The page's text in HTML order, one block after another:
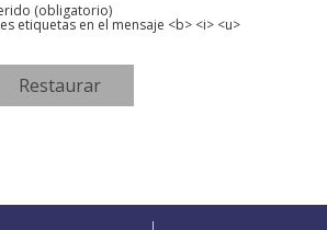
(obligatorio)
etiquetas en el mensaje <b> <i> <u>